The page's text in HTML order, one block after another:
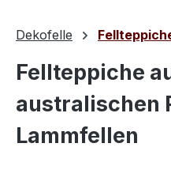
Dekofelle
Fellteppiche
australischen
Lammfellen